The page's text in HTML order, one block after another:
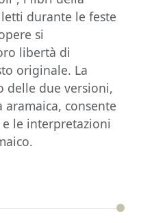
durante le feste
si
libertà di
originale. La
delle due versioni,
consente
le interpretazioni